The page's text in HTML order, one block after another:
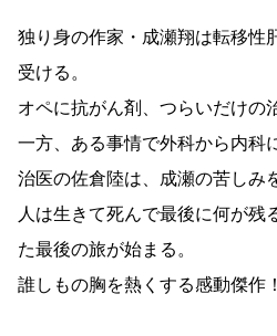
独り身の作家・成瀬翔は転移性
受ける。
オペに抗がん剤、つらいだけの
一方、ある事情で外科から内科
治医の佐倉陸は、成瀬の苦しみ
人は生きて死んで最後に何が残
た最後の旅が始まる。
誰しもの胸を熱くする感動傑作！